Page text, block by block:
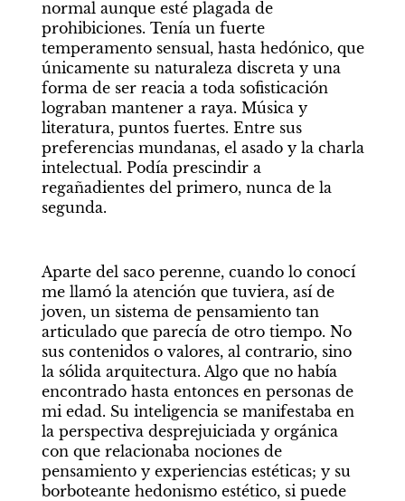
normal aunque esté plagada de
prohibiciones. Tenía un fuerte
temperamento sensual, hasta hedónico, que
únicamente su naturaleza discreta y una
forma de ser reacia a toda sofisticación
lograban mantener a raya. Música y
literatura, puntos fuertes. Entre sus
preferencias mundanas, el asado y la charla
intelectual. Podía prescindir a
regañadientes del primero, nunca de la
segunda.
Aparte del saco perenne, cuando lo conocí
me llamó la atención que tuviera, así de
joven, un sistema de pensamiento tan
articulado que parecía de otro tiempo. No
sus contenidos o valores, al contrario, sino
la sólida arquitectura. Algo que no había
encontrado hasta entonces en personas de
mi edad. Su inteligencia se manifestaba en
la perspectiva desprejuiciada y orgánica
con que relacionaba nociones de
pensamiento y experiencias estéticas; y su
borboteante hedonismo estético, si puede